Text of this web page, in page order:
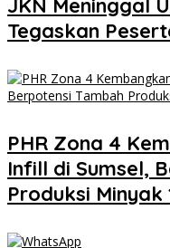
Tegaskan
PHR Zona 4
Infill di Sumsel,
Produksi Minyak